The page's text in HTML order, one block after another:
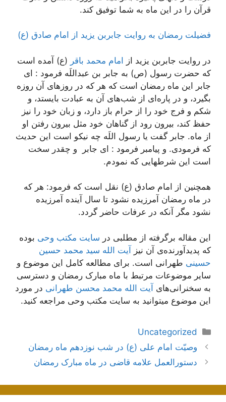
قرآن را در این ماه به شما توفیق کند.
فضیلت رمضان به روایت جابربن یزید از امام صادق (ع)
در روایت جابربن یزید از امام محمد باقر (ع) آمده است
که حضرت رسول (ص) به جابر بن عبداللَه فرمود : اى
جابر این ماه رمضان است که هر که در روزهای آن روزه
بگیرد، و در پاره‌ای از شب‌های آن به عبادت بایستد، و
شکم و فرج خود را از حرام باز دارد، و زبان خود را نیز
حفظ کند، بیرون رود از گناهان خود مثل بیرون رفتن او
از ماه. جابر گفت یا رسول اللَه چه نیکو است این حدیث
که فرمودى. و پیامبر فرمود : اى جابر و چقدر سخت
است این شرطهایى که نمودم.
همچنین از امام صادق (ع) نقل است که فرمود: هر که
در ماه رمضان آمرزیده نشود تا سال آینده آمرزیده
نشود مگر آنکه در عرفات حاضر گردد.
این مقاله برگرفته از مطلبی در سایت مکتب وحی بوده
که پدیدآورنده‌ی آن نیز آیت الله سید محمد حسین
حسینی طهرانی است. برای مطالعه کامل این موضوع و
سایر موضوعات مرتبط با ماه مبارک رمضان و دسترسی
به سخنرانی‌های آیت الله محمد محسن طهرانی در مورد
این موضوع میتوانید به سایت مکتب وحی مراجعه کنید.
دسته‌ها
Uncategorized
ناوبری
نوشته‌ها
وصیّت امام علی (ع) در شب نوزدهم ماه رمضان
دستورالعمل علامه قاضی در ماه مبارک رمضان